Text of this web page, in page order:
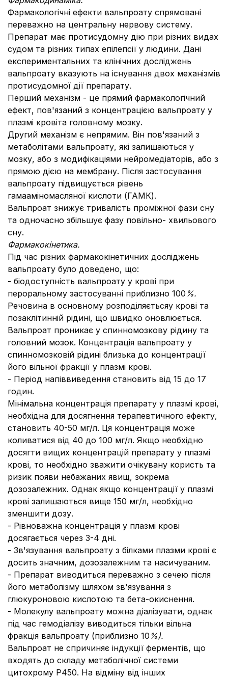
Фармакологічні ефекти вальпроату спрямовані
переважно на центральну нервову систему.
Препарат має протисудомну дію при різних видах
судом та різних типах епілепсії у людини. Дані
експериментальних та клінічних досліджень
вальпроату вказують на існування двох механізмів
протисудомної дії препарату.
Перший механізм - це прямий фармакологічний
ефект, пов'язаний з концентрацією вальпроату у
плазмі кровіта головному мозку.
Другий механізм є непрямим. Він пов'язаний з
метаболітами вальпроату, які залишаються у
мозку, або з модифікаціями нейромедіаторів, або з
прямою дією на мембрану. Після застосування
вальпроату підвищується рівень
гамааміномасляної кислоти (ГАМК).
Вальпроат знижує тривалість проміжної фази сну
та одночасно збільшує фазу повільно- хвильового
сну.
Фармакокінетика.
Під час різних фармакокінетичних досліджень
вальпроату було доведено, що:
- біодоступність вальпроату у крові при
пероральному застосуванні приблизно 100 %.
Речовина в основному розподіляєтьсяу крові та
позаклітинній рідині, що швидко оновлюється.
Вальпроат проникає у спинномозкову рідину та
головний мозок. Концентрація вальпроату у
спинномозковій рідині близька до концентрації
його вільної фракції у плазмі крові.
- Період напіввиведення становить від 15 до 17
годин.
Мінімальна концентрація препарату у плазмі крові,
необхідна для досягнення терапевтичного ефекту,
становить 40-50 мг/л. Ця концентрація може
коливатися від 40 до 100 мг/л. Якщо необхідно
досягти вищих концентрацій препарату у плазмі
крові, то необхідно зважити очікувану користь та
ризик появи небажаних явищ, зокрема
дозозалежних. Однак якщо концентрації у плазмі
крові залишаються вище 150 мг/л, необхідно
зменшити дозу.
- Рівноважна концентрація у плазмі крові
досягається через 3-4 дні.
- Зв'язування вальпроату з білками плазми крові є
досить значним, дозозалежним та насичуваним.
- Препарат виводиться переважно з сечею після
його метаболізму шляхом зв'язування з
глюкуроновою кислотою та бета-окиснення.
- Молекулу вальпроату можна діалізувати, однак
під час гемодіалізу виводиться тільки вільна
фракція вальпроату (приблизно 10 %).
Вальпроат не спричиняє індукції ферментів, що
входять до складу метаболічної системи
цитохрому Р450. На відміну від інших